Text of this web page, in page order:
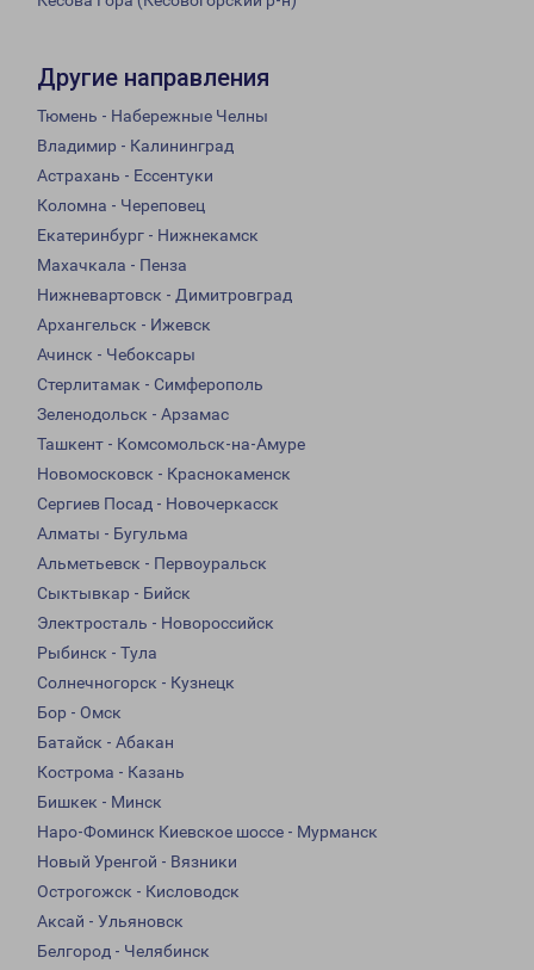
Другие направления
Тюмень - Набережные Челны
Владимир - Калининград
Астрахань - Ессентуки
Коломна - Череповец
Екатеринбург - Нижнекамск
Махачкала - Пенза
Нижневартовск - Димитровград
Архангельск - Ижевск
Ачинск - Чебоксары
Стерлитамак - Симферополь
Зеленодольск - Арзамас
Ташкент - Комсомольск-на-Амуре
Новомосковск - Краснокаменск
Сергиев Посад - Новочеркасск
Алматы - Бугульма
Альметьевск - Первоуральск
Сыктывкар - Бийск
Электросталь - Новороссийск
Рыбинск - Тула
Солнечногорск - Кузнецк
Бор - Омск
Батайск - Абакан
Кострома - Казань
Бишкек - Минск
Наро-Фоминск Киевское шоссе - Мурманск
Новый Уренгой - Вязники
Острогожск - Кисловодск
Аксай - Ульяновск
Белгород - Челябинск